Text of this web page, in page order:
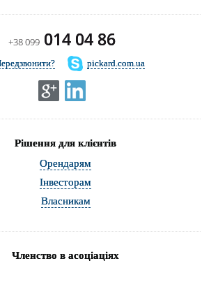
+38 099 014 04 86
pickard.com.ua
Рішення для клієнтів
Орендарям
Інвесторам
Власникам
Членство в асоціаціях